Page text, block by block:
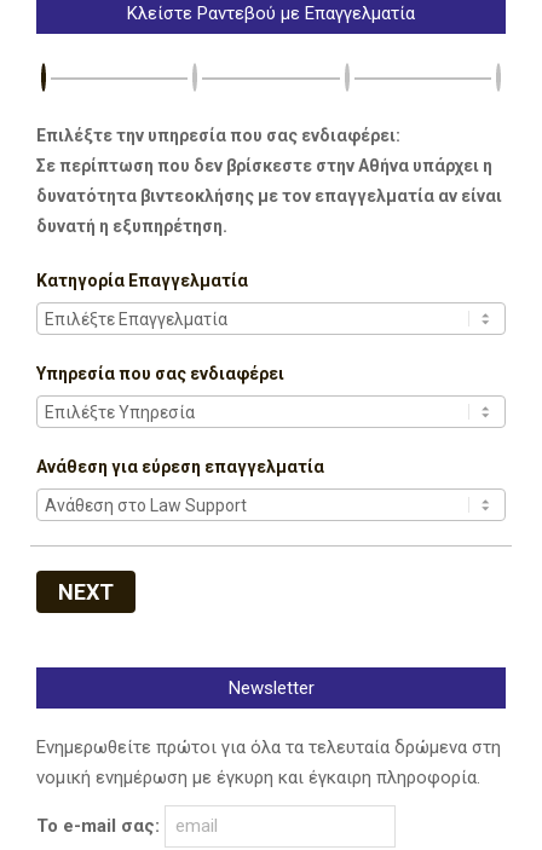
Κλείστε Ραντεβού με Επαγγελματία
Επιλέξτε την υπηρεσία που σας ενδιαφέρει:
Σε περίπτωση που δεν βρίσκεστε στην Αθήνα υπάρχει η
δυνατότητα βιντεοκλήσης με τον επαγγελματία αν είναι
δυνατή η εξυπηρέτηση.
Κατηγορία Επαγγελματία
Υπηρεσία που σας ενδιαφέρει
Ανάθεση για εύρεση επαγγελματία
NEXT
Newsletter
Ενημερωθείτε πρώτοι για όλα τα τελευταία δρώμενα στη
νομική ενημέρωση με έγκυρη και έγκαιρη πληροφορία.
Το e-mail σας: